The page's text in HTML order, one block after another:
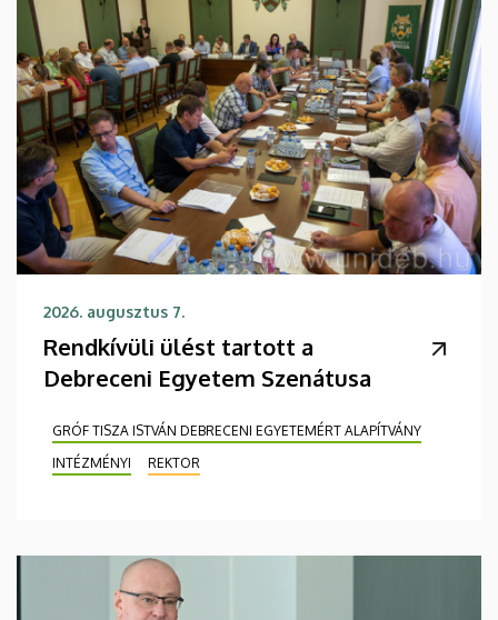
2026. augusztus 7.
Rendkívüli ülést tartott a
Debreceni Egyetem Szenátusa
GRÓF TISZA ISTVÁN DEBRECENI EGYETEMÉRT ALAPÍTVÁNY
INTÉZMÉNYI
REKTOR